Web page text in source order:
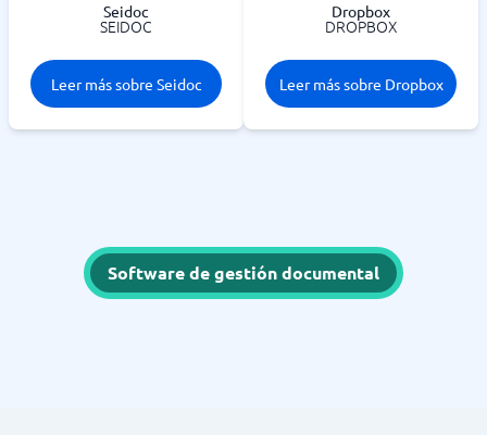
Seidoc
SEIDOC
Leer más sobre Seidoc
Dropbox
DROPBOX
Leer más sobre Dropbox
Software de gestión documental